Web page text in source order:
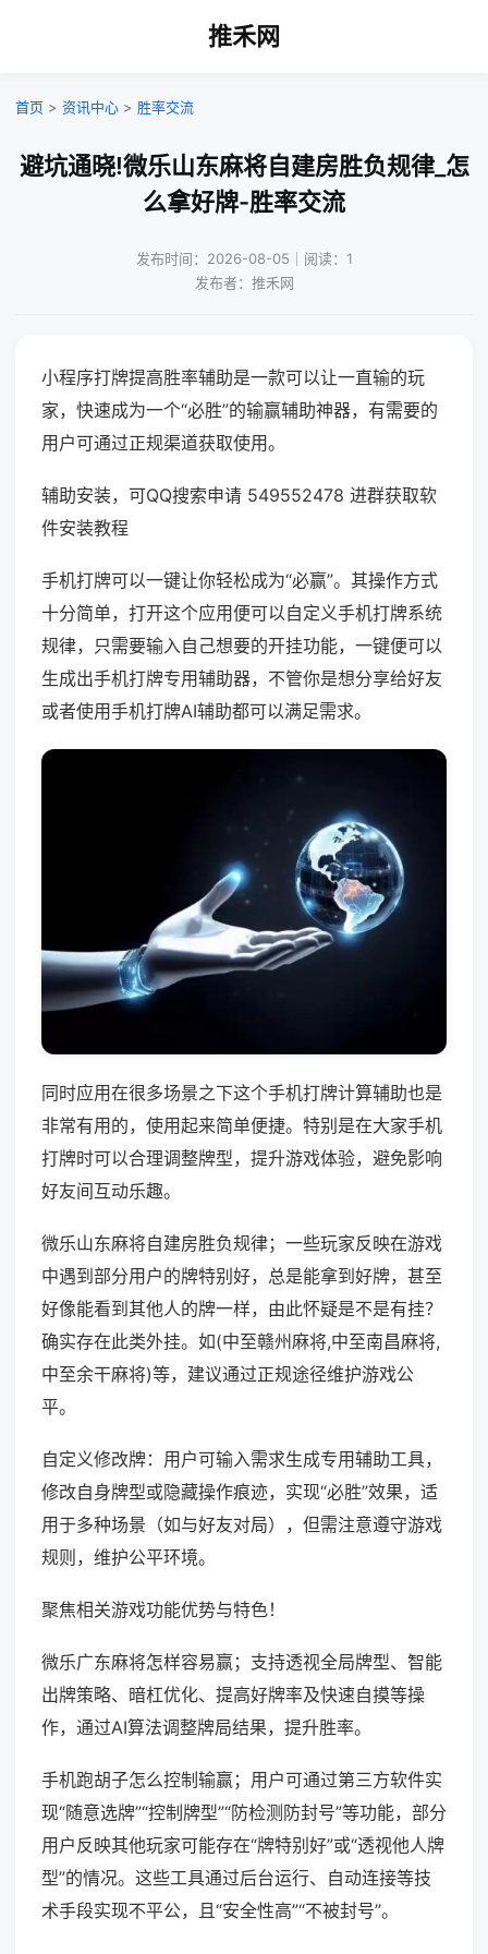
推禾网
首页 > 资讯中心 > 胜率交流
避坑通晓!微乐山东麻将自建房胜负规律_怎
么拿好牌-胜率交流
发布时间：2026-08-05｜阅读：1
发布者：推禾网
小程序打牌提高胜率辅助是一款可以让一直输的玩
家，快速成为一个“必胜”的输赢辅助神器，有需要的
用户可通过正规渠道获取使用。
辅助安装，可QQ搜索申请 549552478 进群获取软
件安装教程
手机打牌可以一键让你轻松成为“必赢”。其操作方式
十分简单，打开这个应用便可以自定义手机打牌系统
规律，只需要输入自己想要的开挂功能，一键便可以
生成出手机打牌专用辅助器，不管你是想分享给好友
或者使用手机打牌AI辅助都可以满足需求。
同时应用在很多场景之下这个手机打牌计算辅助也是
非常有用的，使用起来简单便捷。特别是在大家手机
打牌时可以合理调整牌型，提升游戏体验，避免影响
好友间互动乐趣。
微乐山东麻将自建房胜负规律；一些玩家反映在游戏
中遇到部分用户的牌特别好，总是能拿到好牌，甚至
好像能看到其他人的牌一样，由此怀疑是不是有挂？
确实存在此类外挂。如(中至赣州麻将,中至南昌麻将,
中至余干麻将)等，建议通过正规途径维护游戏公
平。
自定义修改牌：用户可输入需求生成专用辅助工具，
修改自身牌型或隐藏操作痕迹，实现“必胜”效果，适
用于多种场景（如与好友对局），但需注意遵守游戏
规则，维护公平环境。
聚焦相关游戏功能优势与特色！
微乐广东麻将怎样容易赢；支持透视全局牌型、智能
出牌策略、暗杠优化、提高好牌率及快速自摸等操
作，通过AI算法调整牌局结果，提升胜率。
手机跑胡子怎么控制输赢；用户可通过第三方软件实
现“随意选牌”“控制牌型”“防检测防封号”等功能，部分
用户反映其他玩家可能存在“牌特别好”或“透视他人牌
型”的情况。这些工具通过后台运行、自动连接等技
术手段实现不平公，且“安全性高”“不被封号”。